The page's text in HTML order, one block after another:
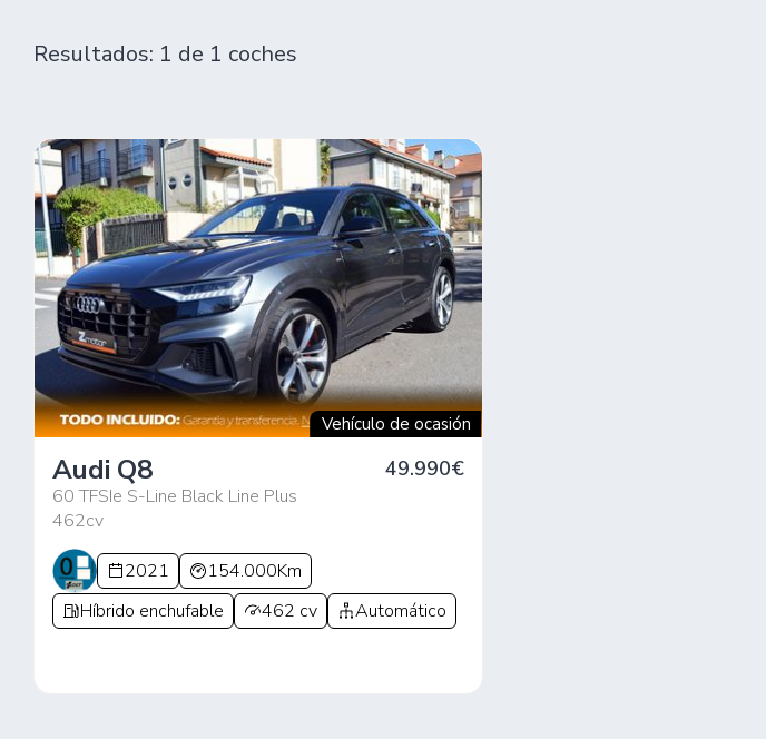
Resultados: 1 de 1 coches
Vehículo de ocasión
Audi Q8
60 TFSIe S-Line Black Line Plus
462cv
49.990€
2021
154.000Km
Híbrido enchufable
462 cv Automático